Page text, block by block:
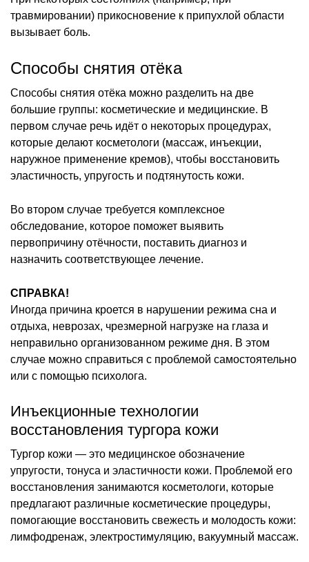
травмировании) прикосновение к припухлой области
вызывает боль.
Способы снятия отёка
Способы снятия отёка можно разделить на две
большие группы: косметические и медицинские. В
первом случае речь идёт о некоторых процедурах,
которые делают косметологи (массаж, инъекции,
наружное применение кремов), чтобы восстановить
эластичность, упругость и подтянутость кожи.
Во втором случае требуется комплексное
обследование, которое поможет выявить
первопричину отёчности, поставить диагноз и
назначить соответствующее лечение.
СПРАВКА!
Иногда причина кроется в нарушении режима сна и
отдыха, неврозах, чрезмерной нагрузке на глаза и
неправильно организованном режиме дня. В этом
случае можно справиться с проблемой самостоятельно
или с помощью психолога.
Инъекционные технологии
восстановления тургора кожи
Тургор кожи — это медицинское обозначение
упругости, тонуса и эластичности кожи. Проблемой его
восстановления занимаются косметологи, которые
предлагают различные косметические процедуры,
помогающие восстановить свежесть и молодость кожи:
лимфодренаж, электростимуляцию, вакуумный массаж.